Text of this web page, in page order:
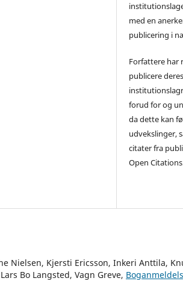
med en
publicering i
Forfattere har
publicere
forud for og
da dette kan
udvekslinger,
citater fra
Open
Nielsen, Kjersti Ericsson, Inkeri Anttila,
Bo Langsted, Vagn Greve,